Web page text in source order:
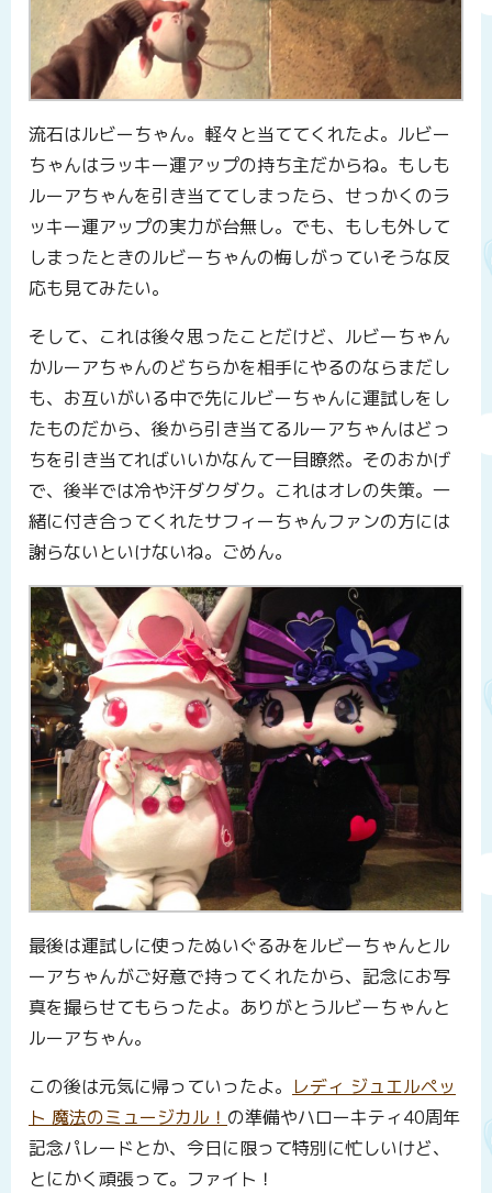
流石はルビーちゃん。軽々と当ててくれたよ。ルビー
ちゃんはラッキー運アップの持ち主だからね。もしも
ルーアちゃんを引き当ててしまったら、せっかくのラ
ッキー運アップの実力が台無し。でも、もしも外して
しまったときのルビーちゃんの悔しがっていそうな反
応も見てみたい。
そして、これは後々思ったことだけど、ルビーちゃん
かルーアちゃんのどちらかを相手にやるのならまだし
も、お互いがいる中で先にルビーちゃんに運試しをし
たものだから、後から引き当てるルーアちゃんはどっ
ちを引き当てればいいかなんて一目瞭然。そのおかげ
で、後半では冷や汗ダクダク。これはオレの失策。一
緒に付き合ってくれたサフィーちゃんファンの方には
謝らないといけないね。ごめん。
最後は運試しに使ったぬいぐるみをルビーちゃんとル
ーアちゃんがご好意で持ってくれたから、記念にお写
真を撮らせてもらったよ。ありがとうルビーちゃんと
ルーアちゃん。
この後は元気に帰っていったよ。 レディ ジュエルペッ
ト 魔法のミュージカル！ の準備やハローキティ40周年
記念パレードとか、今日に限って特別に忙しいけど、
とにかく頑張って。ファイト！